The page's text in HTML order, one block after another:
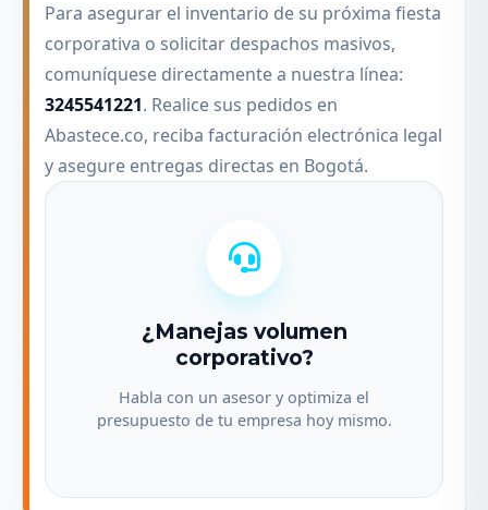
Para asegurar el inventario de su próxima fiesta
corporativa o solicitar despachos masivos,
comuníquese directamente a nuestra línea:
3245541221. Realice sus pedidos en
Abastece.co, reciba facturación electrónica legal
y asegure entregas directas en Bogotá.
¿Manejas volumen
corporativo?
Habla con un asesor y optimiza el
presupuesto de tu empresa hoy mismo.